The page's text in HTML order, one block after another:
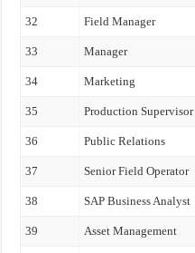
32 Field Manager
33 Manager
34 Marketing
35 Production Supervisor
36 Public Relations
37 Senior Field Operator
38 SAP Business Analyst
39 Asset Management